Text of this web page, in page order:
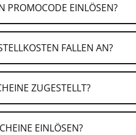
PROMOCODE EINLÖSEN?
"Wertgutscheine" aus.
Gutscheinwert aus. Du
ein, klicke auf „Einlösen“
FALLEN AN?
ZUGESTELLT?
EINLÖSEN?